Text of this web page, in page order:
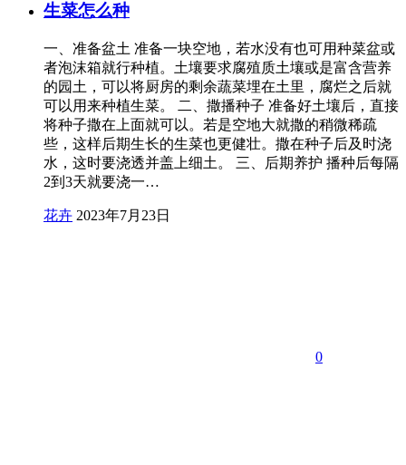
生菜怎么种
一、准备盆土 准备一块空地，若水没有也可用种菜盆或
者泡沫箱就行种植。土壤要求腐殖质土壤或是富含营养
的园土，可以将厨房的剩余蔬菜埋在土里，腐烂之后就
可以用来种植生菜。 二、撒播种子 准备好土壤后，直接
将种子撒在上面就可以。若是空地大就撒的稍微稀疏
些，这样后期生长的生菜也更健壮。撒在种子后及时浇
水，这时要浇透并盖上细土。 三、后期养护 播种后每隔
2到3天就要浇一…
花卉 2023年7月23日
0